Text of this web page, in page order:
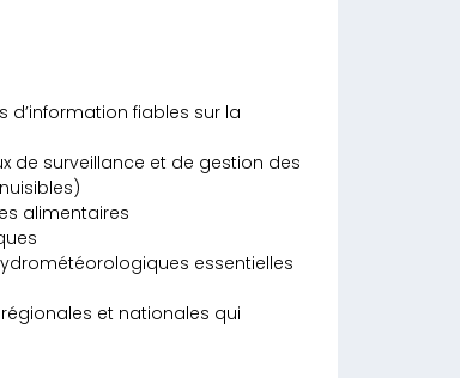
fiables sur la
de surveillance et de gestion des
alimentaires
essentielles
et nationales qui